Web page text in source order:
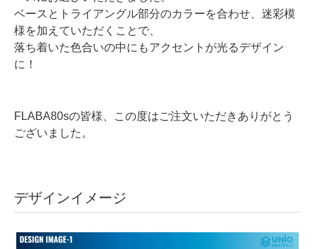
ベースとトライアングル部分のカラーを合わせ、迷彩模
様を加えていただくことで、
落ち着いた色合いの中にもアクセントが光るデザイン
に！
FLABA80sの皆様、この度はご注文いただきありがとう
ございました。
デザインイメージ